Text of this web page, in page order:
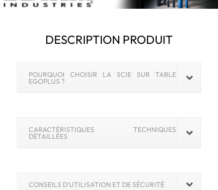
DESCRIPTION PRODUIT
POURQUOI CHOISIR LA SCIE SUR TABLE
EGOPLUS ?
CARACTÉRISTIQUES TECHNIQUES
DÉTAILLÉES
CONSEILS D'UTILISATION ET DE SÉCURITÉ